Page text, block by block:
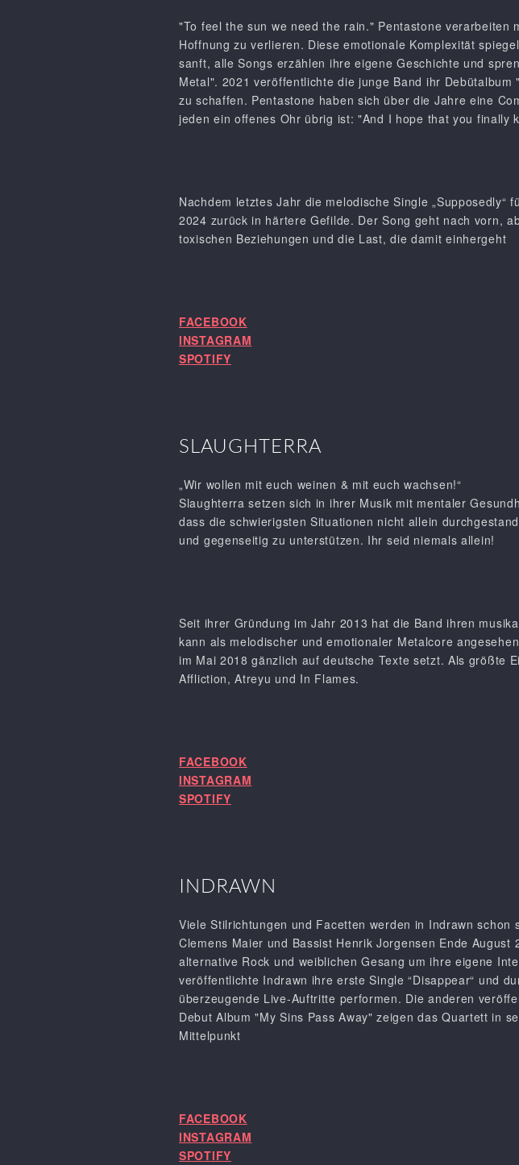
"To feel the sun we need the rain." Pentastone
Hoffnung zu verlieren. Diese emotionale Komplexität
sanft, alle Songs erzählen ihre eigene Geschichte und
Metal". 2021 veröffentlichte die junge Band ihr
zu schaffen. Pentastone haben sich über die Jahre eine
jeden ein offenes Ohr übrig ist: "And I hope that you finally
Nachdem letztes Jahr die melodische Single „Supposedly“
2024 zurück in härtere Gefilde. Der Song geht nach vorn,
toxischen Beziehungen und die Last, die damit einhergeht
FACEBOOK
INSTAGRAM
SPOTIFY
SLAUGHTERRA
„Wir wollen mit euch weinen & mit euch wachsen!“
Slaughterra setzen sich in ihrer Musik mit mentaler
dass die schwierigsten Situationen nicht allein
und gegenseitig zu unterstützen. Ihr seid niemals allein!
Seit ihrer Gründung im Jahr 2013 hat die Band ihren
kann als melodischer und emotionaler Metalcore
im Mai 2018 gänzlich auf deutsche Texte setzt. Als größte
Affliction, Atreyu und In Flames.
FACEBOOK
INSTAGRAM
SPOTIFY
INDRAWN
Viele Stilrichtungen und Facetten werden in Indrawn
Clemens Maier und Bassist Henrik Jorgensen Ende
alternative Rock und weiblichen Gesang um ihre eigene
veröffentlichte Indrawn ihre erste Single “Disappear“ und
überzeugende Live-Auftritte performen. Die anderen
Debut Album "My Sins Pass Away" zeigen das Quartett in
Mittelpunkt
FACEBOOK
INSTAGRAM
SPOTIFY